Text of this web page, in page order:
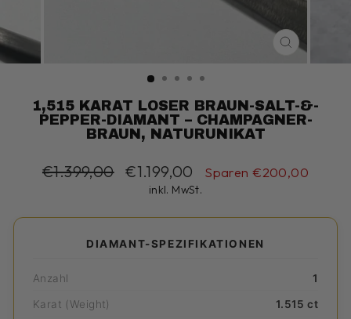
ESC)
1,515 KARAT LOSER BRAUN-SALT-&-
PEPPER-DIAMANT – CHAMPAGNER-
BRAUN, NATURUNIKAT
Normaler
€1.399,00 Sonderpreis
€1.199,00 Sparen €200,00
inkl. MwSt.
DIAMANT-SPEZIFIKATIONEN
Anzahl 1
Karat (Weight) 1.515 ct